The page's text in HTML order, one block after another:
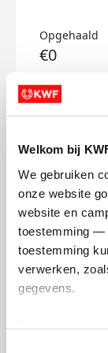
Welkom bij
We gebruiken
onze website
website en
toestemming —
toestemming
verwerken,
gegevens.
Opgehaald
€0
Doneer